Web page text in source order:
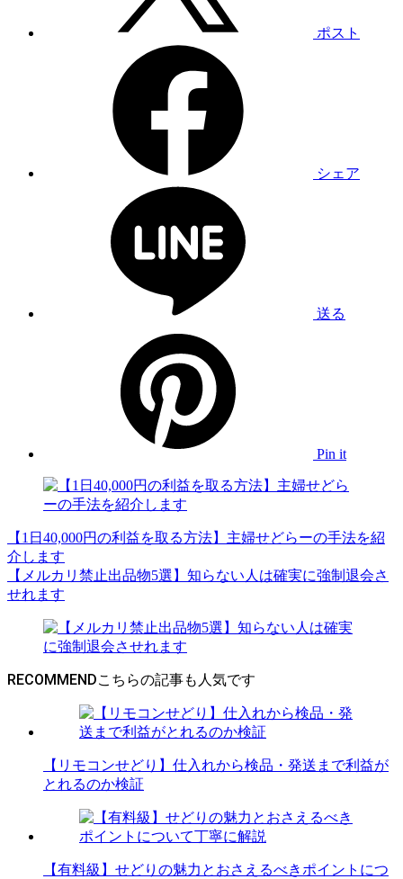
ポスト
シェア
送る
Pin it
【1日40,000円の利益を取る方法】主婦せどらーの手法を紹
介します
【メルカリ禁止出品物5選】知らない人は確実に強制退会さ
せれます
RECOMMEND
【リモコンせどり】仕入れから検品・発送まで利益が
とれるのか検証
【有料級】せどりの魅力とおさえるべきポイントにつ